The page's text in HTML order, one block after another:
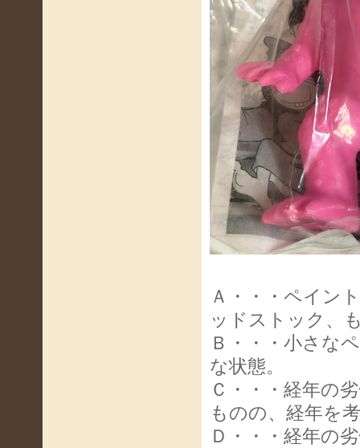
Ａ・・・ペイン
ッドストック、
Ｂ・・・小さな
な状態。
Ｃ・・・経年の
ものの、経年を
Ｄ・・・経年の